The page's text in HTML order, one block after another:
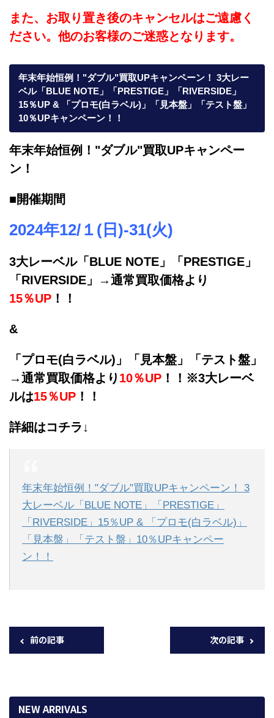
また、お取り置き後のキャンセルはご遠慮く
ださい。他のお客様のご迷惑となります。
年末年始恒例！"ダブル"買取UPキャンペーン！ 3大レー
ベル「BLUE NOTE」「PRESTIGE」「RIVERSIDE」
15％UP & 「プロモ(白ラベル)」「見本盤」「テスト盤」
10％UPキャンペーン！！
年末年始恒例！"ダブル"買取UPキャンペー
ン！
■開催期間
2024年12/１(日)-31(火)
3大レーベル「BLUE NOTE」「PRESTIGE」
「RIVERSIDE」→通常買取価格より
15％UP ！！
&
「プロモ(白ラベル)」「見本盤」「テスト盤」
→通常買取価格より 10％UP ！！※3大レーベ
ルは15％UP ！！
詳細はコチラ↓
年末年始恒例！"ダブル"買取UPキャンペーン！ 3
大レーベル「BLUE NOTE」「PRESTIGE」
「RIVERSIDE」15％UP & 「プロモ(白ラベル)」
「見本盤」「テスト盤」10％UPキャンペー
ン！！
前の記事 次の記事
NEW ARRIVALS